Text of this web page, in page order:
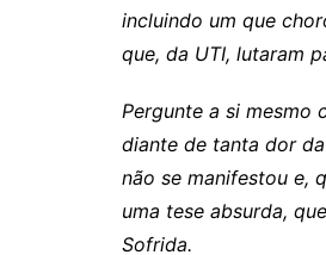
incluindo um que
que, da UTI, lutaram
Pergunte a si mesmo
diante de tanta dor
não se manifestou e,
uma tese absurda,
Sofrida.